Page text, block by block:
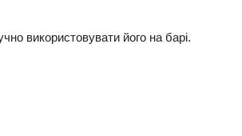
використовувати його на барі.